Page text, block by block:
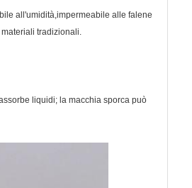
all'umidità,impermeabile alle falene
tradizionali.
liquidi; la macchia sporca può